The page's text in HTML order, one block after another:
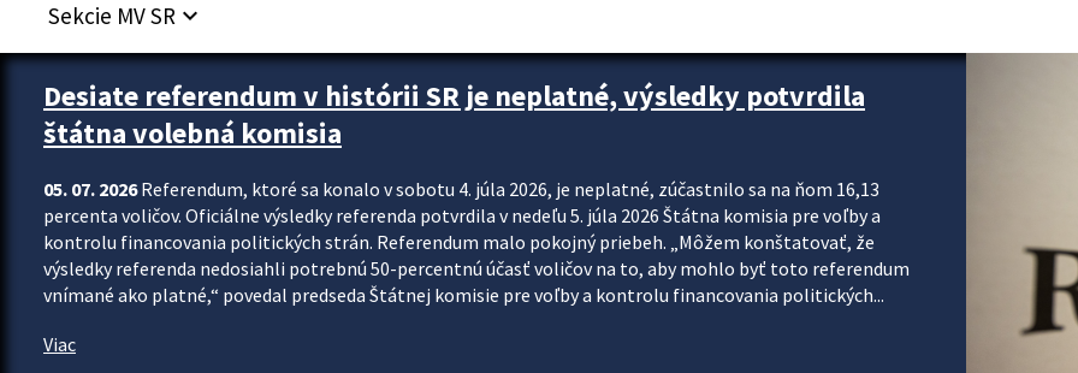
Sekcie MV SR keyboard_arrow_down
Zastavit automatický posun upútavok
Desiate referendum v histórii SR je neplatné, výsledky potvrdila
štátna volebná komisia
05. 07. 2026Referendum, ktoré sa konalo v sobotu 4. júla 2026, je neplatné, zúčastnilo sa na ňom 16,13
percenta voličov. Oficiálne výsledky referenda potvrdila v nedeľu 5. júla 2026 Štátna komisia pre voľby a
kontrolu financovania politických strán. Referendum malo pokojný priebeh. „Môžem konštatovať, že
výsledky referenda nedosiahli potrebnú 50-percentnú účasť voličov na to, aby mohlo byť toto referendum
vnímané ako platné,“ povedal predseda Štátnej komisie pre voľby a kontrolu financovania politických...
Viac